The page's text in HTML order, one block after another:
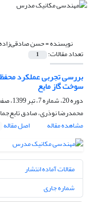
نویسنده =حسن
تعداد مقالات: 1
بررسی تجربی عملکرد
سوخت گاز مایع
دوره 20، شماره 7، تیر 1399، صفحه
محمدرضا نوذری، صادق
مشاهده مقاله
اصل مقاله
مقالات آماده انتشار
شماره جاری